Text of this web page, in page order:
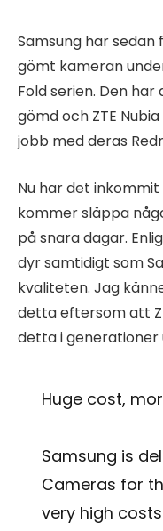
Samsung har
gömt kameran
Fold serien. Den
gömd och ZTE
jobb med deras
Nu har det
kommer släppa
på snara dagar.
dyr samtidigt som
kvaliteten. Jag
detta eftersom att
detta i generationer
Huge cost,
Samsung is
Cameras for
very high